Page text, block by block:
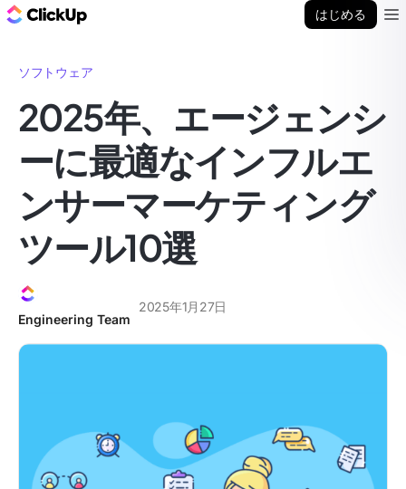
はじめる
ソフトウェア
2025年、エージェンシ
ーに最適なインフルエ
ンサーマーケティング
ツール10選
Engineering Team
2025年1月27日